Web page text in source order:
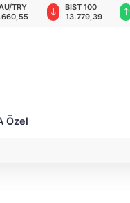
TRY
BIST 100
13.779,39
Özel